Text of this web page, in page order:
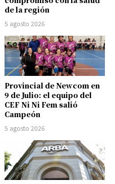
de la región
5 agosto 2026
Provincial de Newcom en
9 de Julio: el equipo del
CEF Ni Ni Fem salió
Campeón
5 agosto 2026